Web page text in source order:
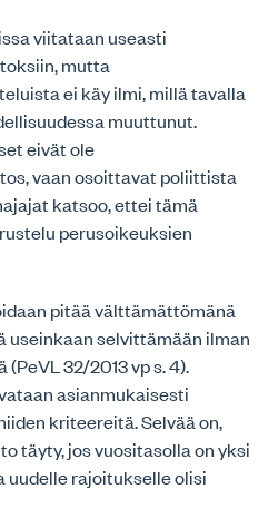
viitataan useasti
mutta
ei käy ilmi, millä tavalla
muuttunut.
eivät ole
vaan osoittavat poliittista
katsoo, ettei tämä
perusoikeuksien
pitää välttämättömänä
useinkaan selvittämään ilman
32/2013 vp s. 4).
asianmukaisesti
kriteereitä. Selvää on,
täyty, jos vuositasolla on yksi
uudelle rajoitukselle olisi